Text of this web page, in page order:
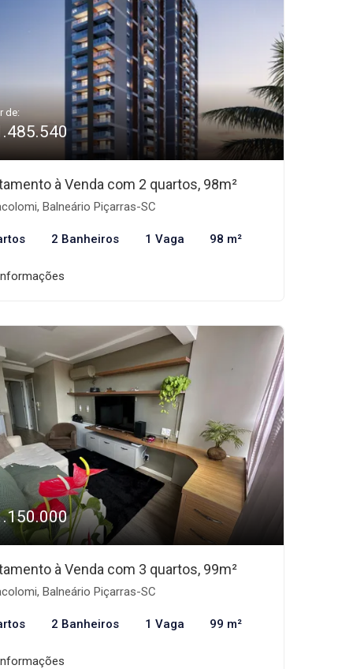
de:
à Venda com 2 quartos, 98m²
Balneário Piçarras-SC
2 Banheiros 1 Vaga 98 m²
à Venda com 3 quartos, 99m²
Balneário Piçarras-SC
2 Banheiros 1 Vaga 99 m²